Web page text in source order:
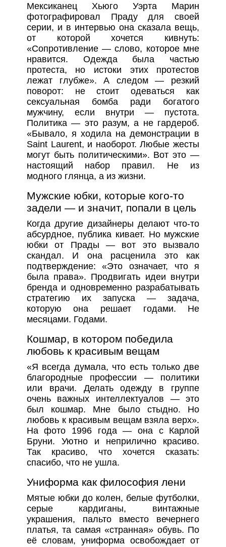
Мексиканец Хьюго Уэрта Марин
фотографировал Праду для своей
серии, и в интервью она сказала вещь,
от которой хочется кивнуть:
«Сопротивление — слово, которое мне
нравится. Одежда была частью
протеста, но истоки этих протестов
лежат глубже». А следом — резкий
поворот: не стоит одеваться как
сексуальная бомба ради богатого
мужчину, если внутри — пустота.
Политика — это разум, а не гардероб.
«Бывало, я ходила на демонстрации в
Saint Laurent, и наоборот. Любые жесты
могут быть политическими». Вот это —
настоящий набор правил. Не из
модного глянца, а из жизни.
Мужские юбки, которые кого-то
задели — и значит, попали в цель
Когда другие дизайнеры делают что-то
абсурдное, публика кивает. Но мужские
юбки от Прады — вот это вызвало
скандал. И она расценила это как
подтверждение: «Это означает, что я
была права». Продвигать идеи внутри
бренда и одновременно разрабатывать
стратегию их запуска — задача,
которую она решает годами. Не
месяцами. Годами.
Кошмар, в котором победила
любовь к красивым вещам
«Я всегда думала, что есть только две
благородные профессии — политики
или врачи. Делать одежду в группе
очень важных интеллектуалов — это
был кошмар. Мне было стыдно. Но
любовь к красивым вещам взяла верх».
На фото 1996 года — она с Карлой
Бруни. Уютно и неприлично красиво.
Так красиво, что хочется сказать:
спасибо, что не ушла.
Униформа как философия лени
Мятые юбки до колен, белые футболки,
серые кардиганы, винтажные
украшения, пальто вместо вечернего
платья, та самая «странная» обувь. По
её словам, униформа освобождает от